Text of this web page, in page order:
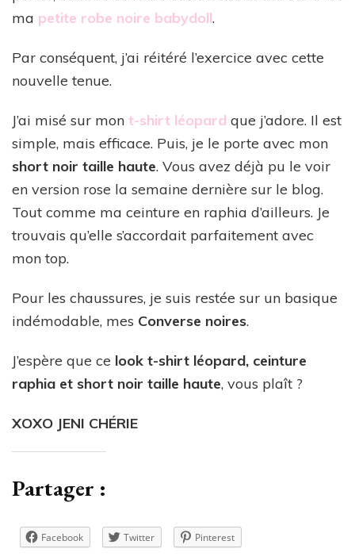
ma petite robe noire babydoll.
Par conséquent, j’ai réitéré l’exercice avec cette
nouvelle tenue.
J’ai misé sur mon t-shirt léopard que j’adore. Il est
simple, mais efficace. Puis, je le porte avec mon
short noir taille haute. Vous avez déjà pu le voir
en version rose la semaine dernière sur le blog.
Tout comme ma ceinture en raphia d’ailleurs. Je
trouvais qu’elle s’accordait parfaitement avec
mon top.
Pour les chaussures, je suis restée sur un basique
indémodable, mes Converse noires.
J’espère que ce look t-shirt léopard, ceinture
raphia et short noir taille haute, vous plaît ?
XOXO JENI CHÉRIE
Partager :
Facebook Twitter Pinterest